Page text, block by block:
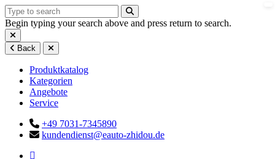
Begin typing your search above and press return to search.
Back
Produktkatalog
Kategorien
Angebote
Service
+49 7031-7345890
kundendienst@eauto-zhidou.de